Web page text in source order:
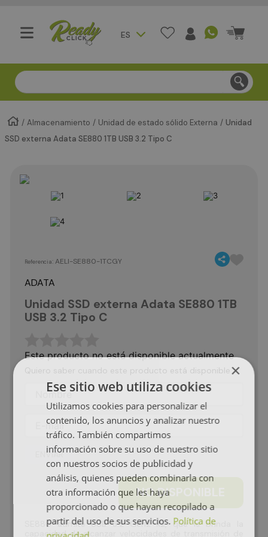
ES
Compra segura - Entregas en Bogotá en menos de 3
Almacenamiento Unidad de estado sólido Externa
Unidad
SSD externa Adata SE880 1TB USB 3.2 Tipo C
Referencia:AELI-SE880-1TCGY
ADATA
Unidad SSD externa Adata SE880 1TB
USB 3.2 Tipo C
Este producto no está disponible actualmente
Quiero saber cuando este producto está disponible
ENVIAR
NO DISPONIBLE
SE880 admite USB 3.2 Gen2 x2, que le brinda la
capacidad de alcanzar velocidades de transmisión de
×
Ese sitio web utiliza cookies
Utilizamos cookies para personalizar el
contenido, los anuncios y analizar nuestro
tráfico. También compartimos
información sobre su uso de nuestro sitio
con nuestros socios de publicidad y
análisis, quienes pueden combinarla con
otra información que les haya
proporcionado o que hayan recopilado a
partir del uso de sus servicios. Política de